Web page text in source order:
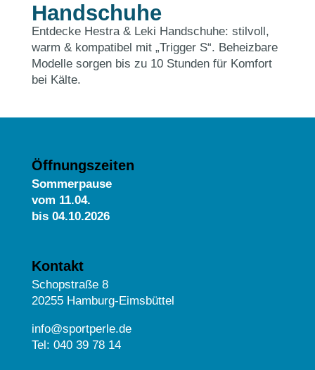
Handschuhe
Entdecke Hestra & Leki Handschuhe: stilvoll,
warm & kompatibel mit „Trigger S“. Beheizbare
Modelle sorgen bis zu 10 Stunden für Komfort
bei Kälte.
Öffnungszeiten
Sommerpause
vom 11.04.
bis 04.10.2026
Kontakt
Schopstraße 8
20255 Hamburg-Eimsbüttel
info@sportperle.de
Tel: 040 39 78 14